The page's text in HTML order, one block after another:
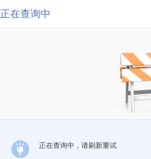
正在查询中
正在查询中，请刷新重试